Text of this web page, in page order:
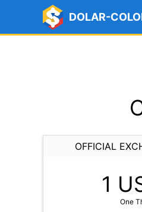
DOLAR-
OFFICIAL
1
One